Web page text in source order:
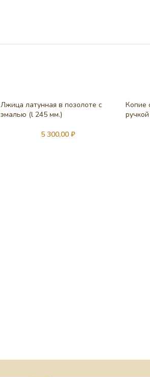
Лжица латунная в позолоте с
эмалью (l 245 мм.)
5 300,00₽
Копие
ручкой